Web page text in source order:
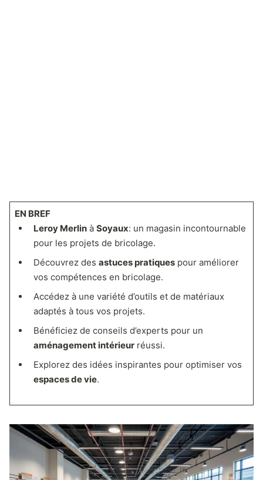
EN BREF
Leroy Merlinà Soyaux: un magasin incontournable
pour les projets de bricolage.
Découvrez des astuces pratiquespour améliorer
vos compétences en bricolage.
Accédez à une variété d’outils et de matériaux
adaptés à tous vos projets.
Bénéficiez de conseils d’experts pour un
aménagement intérieurréussi.
Explorez des idées inspirantes pour optimiser vos
espaces de vie.